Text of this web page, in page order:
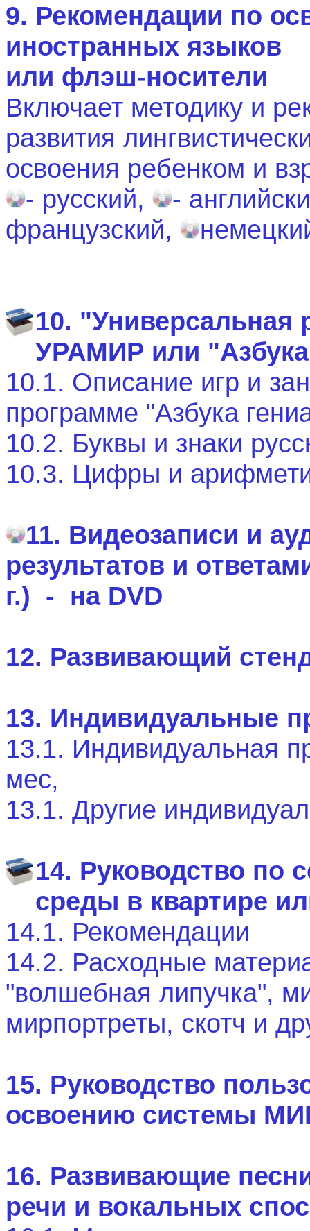
9. Рекомендации по
иностранных языков
или флэш-носители
Включает методику и
развития
освоения ребенком и
- русский,
-
французский,
10. "Универсальная
УРАМИР или
10.1. Описание игр и
программе "Азбука
10.2. Буквы и знаки
10.3. Цифры и
11. Видеозаписи и
результатов и
г.) - на DVD
12. Развивающий
13. Индивидуальные
13.1. Индивидуальная
мес,
13.1. Другие
14. Руководство по
среды в квартире
14.1. Рекомендации
14.2. Расходные
"волшебная липучка",
мирпортреты, скотч и
15. Руководство
освоению системы
16. Развивающие
речи и вокальных